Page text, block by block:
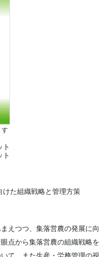
ト
ト
けた組織戦略と管理方策
えつつ、集落営農の発展に向
点から集落営農の組織戦略を
て、また生産・労務管理の視